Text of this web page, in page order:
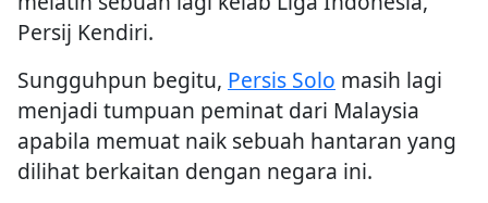
Persij Kendiri.
Sungguhpun begitu, Persis Solo masih lagi
menjadi tumpuan peminat dari Malaysia
apabila memuat naik sebuah hantaran yang
dilihat berkaitan dengan negara ini.